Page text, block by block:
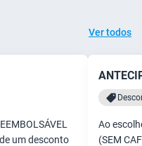
Ver todos
um desconto
Ao
(SEM